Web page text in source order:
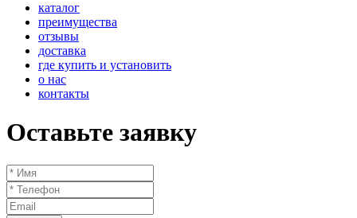
каталог
преимущества
отзывы
доставка
где купить и установить
о нас
контакты
Оставьте заявку